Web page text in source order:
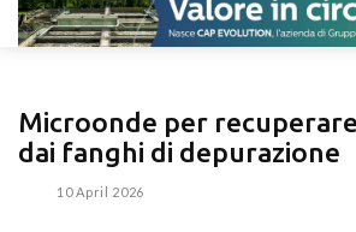
Microonde per
dai fanghi di depurazione
10 April 2026